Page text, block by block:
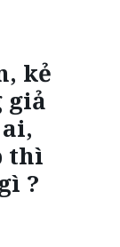
kẻ
giả
thì
?